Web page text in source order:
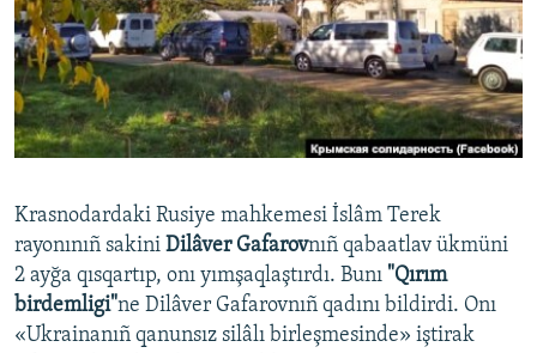
FİKİR
Русский
Українською
RFE/RS bütün saytları
Krasnodardaki Rusiye mahkemesi İslâm Terek
rayonınıñ sakini Dilâver Gafarovnıñ qabaatlav ükmüni
2 ayğa qısqartıp, onı yımşaqlaştırdı. Bunı "Qırım
birdemligi"ne Dilâver Gafarovnıñ qadını bildirdi. Onı
«Ukrainanıñ qanunsız silâlı birleşmesinde» iştirak